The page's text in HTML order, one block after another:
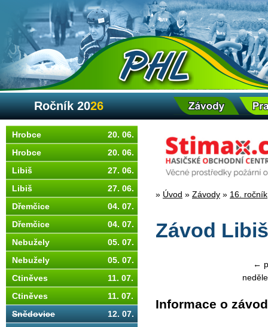
» Úvod » Závody » 16. ročník
Závod
←
Informace o
Ročník 2026
Hrobce
20. 06.
Hrobce
20. 06.
Libiš
27. 06.
Libiš
27. 06.
Dřemčice
04. 07.
Dřemčice
04. 07.
Nebužely
05. 07.
Nebužely
05. 07.
Ctiněves
11. 07.
Ctiněves
11. 07.
Snědovice
12. 07.